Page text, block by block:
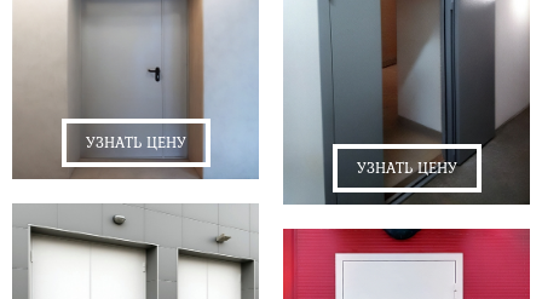
УЗНАТЬ ЦЕНУ
УЗНАТЬ ЦЕНУ